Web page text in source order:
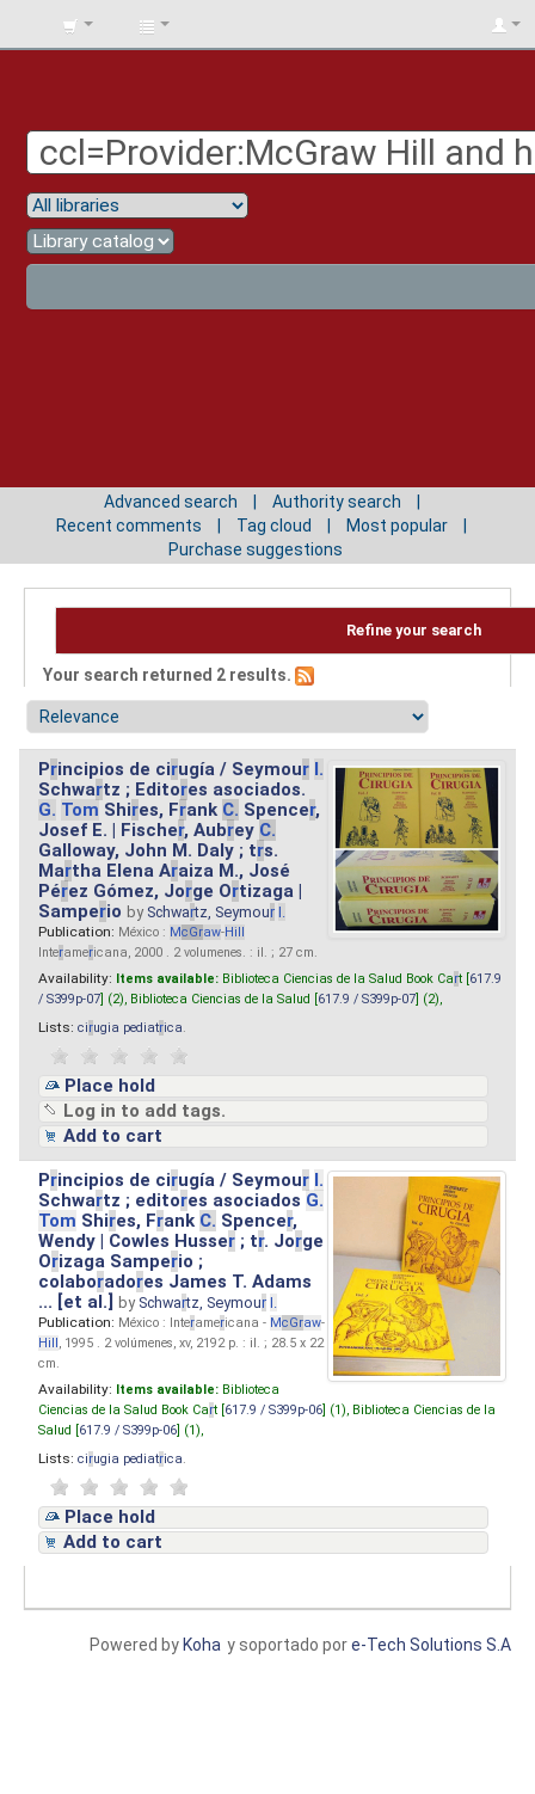
BIBLIOTECA
Advanced search
Authority search
Recent comments
Tag cloud
Most popular
Purchase suggestions
Refine your search
Your search returned 2 results.
Principios de cirugía / Seymour I.
Schwartz ; Editores asociados.
G. Tom Shires, Frank C. Spencer,
Josef E. | Fischer, Aubrey C.
Galloway, John M. Daly ; trs.
Martha Elena Araiza M., José
Pérez Gómez, Jorge Ortizaga |
Samperio by Schwartz, Seymour I.
Publication: México : McGraw-Hill
Interamericana, 2000 . 2 volumenes. : il. ; 27 cm.
Availability: Items available: Biblioteca Ciencias de la Salud Book Cart [ 617.9
/ S399p-07 ] (2), Biblioteca Ciencias de la Salud [ 617.9 / S399p-07 ] (2),
Lists: cirugia pediatrica
Place hold
Log in to add tags.
Add to cart
Principios de cirugía / Seymour I.
Schwartz ; editores asociados G.
Tom Shires, Frank C. Spencer,
Wendy | Cowles Husser ; tr. Jorge
Orizaga Samperio ;
colaboradores James T. Adams
... [et al.]by Schwartz, Seymour I.
Publication: México : Interamericana - McGraw-
Hill, 1995 . 2 volúmenes, xv, 2192 p. : il. ; 28.5 x 22
cm.
Availability: Items available: Biblioteca
Ciencias de la Salud Book Cart [ 617.9 / S399p-06 ] (1), Biblioteca Ciencias de la
Salud [ 617.9 / S399p-06 ] (1),
Lists: cirugia pediatrica
Place hold
Add to cart
y soportado pore-Tech Solutions S.A
Powered by Koha